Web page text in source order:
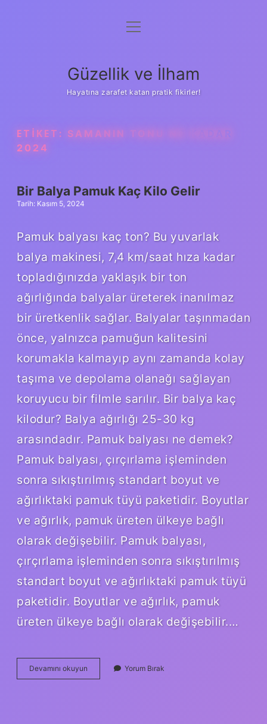
Anasayfa
Yasal Uyarı
menüyü
Güzellik ve İlham
Hayatına zarafet katan pratik fikirler!
ETIKET: SAMANIN TONU NE KADAR
2024
Bir Balya Pamuk Kaç Kilo Gelir
Tarih: Kasım 5, 2024
Pamuk balyası kaç ton? Bu yuvarlak
balya makinesi, 7,4 km/saat hıza kadar
topladığınızda yaklaşık bir ton
ağırlığında balyalar üreterek inanılmaz
bir üretkenlik sağlar. Balyalar taşınmadan
önce, yalnızca pamuğun kalitesini
korumakla kalmayıp aynı zamanda kolay
taşıma ve depolama olanağı sağlayan
koruyucu bir filmle sarılır. Bir balya kaç
kilodur? Balya ağırlığı 25-30 kg
arasındadır. Pamuk balyası ne demek?
Pamuk balyası, çırçırlama işleminden
sonra sıkıştırılmış standart boyut ve
ağırlıktaki pamuk tüyü paketidir. Boyutlar
ve ağırlık, pamuk üreten ülkeye bağlı
olarak değişebilir. Pamuk balyası,
çırçırlama işleminden sonra sıkıştırılmış
standart boyut ve ağırlıktaki pamuk tüyü
paketidir. Boyutlar ve ağırlık, pamuk
üreten ülkeye bağlı olarak değişebilir.…
Devamını okuyun
Balya
Yorum Bırak